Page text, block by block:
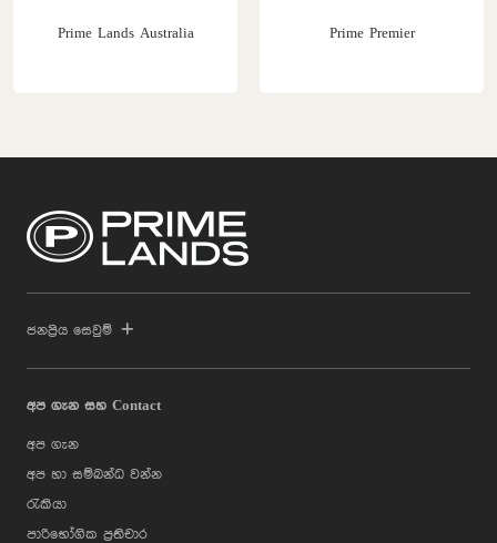
Prime Lands Australia Prime Premier
ජනප්‍රිය සෙවුම්
අප ගැන සහ Contact
අප ගැන
අප හා සම්බන්ධ වන්න
රැකියා
පාරිභෝගික ප්‍රතිචාර